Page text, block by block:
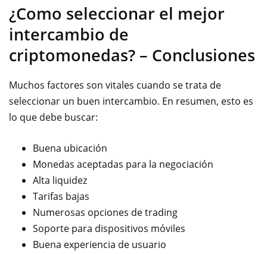
¿Como seleccionar el mejor
intercambio de
criptomonedas? – Conclusiones
Muchos factores son vitales cuando se trata de
seleccionar un buen intercambio. En resumen, esto es
lo que debe buscar:
Buena ubicación
Monedas aceptadas para la negociación
Alta liquidez
Tarifas bajas
Numerosas opciones de trading
Soporte para dispositivos móviles
Buena experiencia de usuario